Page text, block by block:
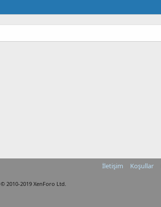
İletişim Koşullar
© 2010-2019 XenForo Ltd.